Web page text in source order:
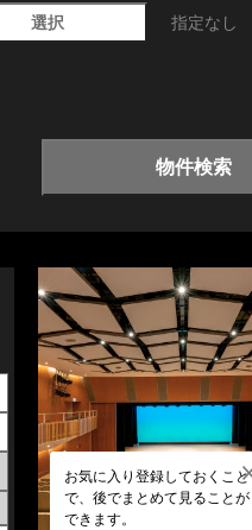
選択 指定なし
物件検索
お気に入り登録しておくこと
で、後でまとめて見ることが
できます。